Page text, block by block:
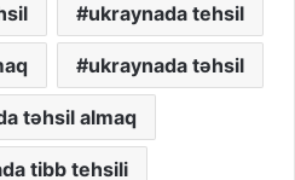
ukraynada tehsil
ukraynada təhsil
təhsil almaq
tibb tehsili